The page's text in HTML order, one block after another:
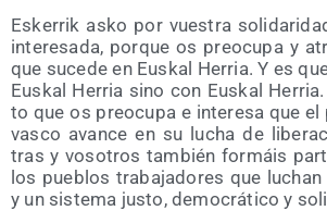
Eske­rrik asko por vues­tra
intere­sa­da, por­que os preo­cu­pa y
que suce­de en Eus­kal Herria. Y es
Eus­kal Herria sino con Eus­kal
to que os preo­cu­pa e intere­sa que
vas­co avan­ce en su lucha de
tras y voso­tros tam­bién for­máis
los pue­blos tra­ba­ja­do­res que
y un sis­te­ma jus­to, demo­crá­ti­co y